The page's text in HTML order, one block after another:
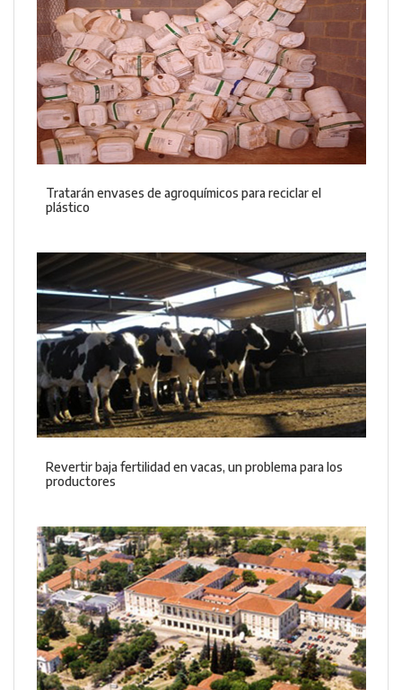
Tratarán envases de agroquímicos para reciclar el
plástico
Revertir baja fertilidad en vacas, un problema para los
productores